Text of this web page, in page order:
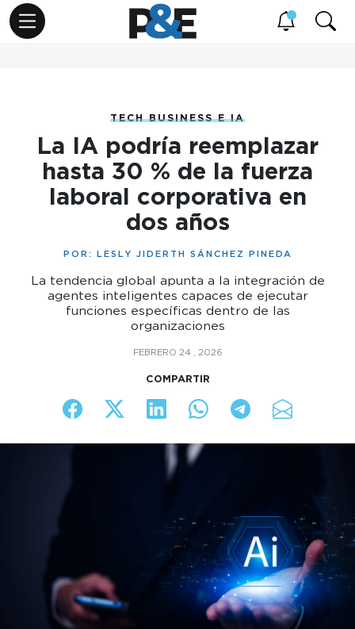
TECH BUSINESS E IA
La IA podría reemplazar
hasta 30 % de la fuerza
laboral corporativa en
dos años
POR: LESLY JIDERTH SÁNCHEZ PINEDA
La tendencia global apunta a la integración de
agentes inteligentes capaces de ejecutar
funciones específicas dentro de las
organizaciones
FEBRERO 24 , 2026
COMPARTIR